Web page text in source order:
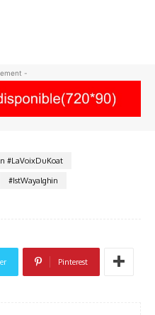
-
#LaVoixDuKoat
#IstWayalghin
Pinterest